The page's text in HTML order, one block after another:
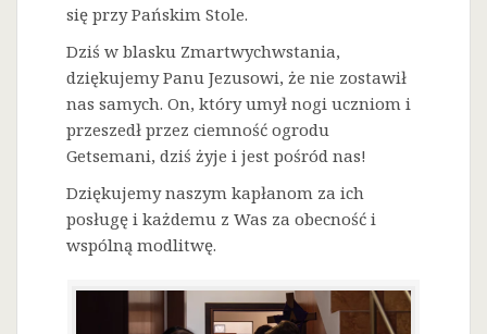
się przy Pańskim Stole.
Dziś w blasku Zmartwychwstania,
dziękujemy Panu Jezusowi, że nie zostawił
nas samych. On, który umył nogi uczniom i
przeszedł przez ciemność ogrodu
Getsemani, dziś żyje i jest pośród nas!
Dziękujemy naszym kapłanom za ich
posługę i każdemu z Was za obecność i
wspólną modlitwę.